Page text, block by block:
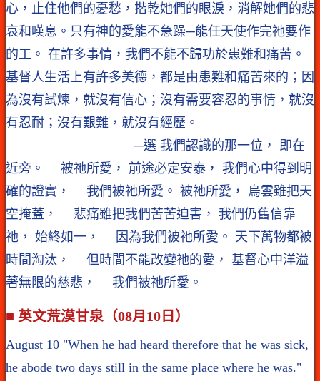
心，止住他們的憂愁，揩乾她們的眼淚，消解她們的悲
哀和嘆息。只有神的愛能不急躁─能任天使作完祂要作
的工。 在許多事情，我們不能不歸功於患難和痛苦。
基督人生活上有許多美德，都是由患難和痛苦來的；因
為沒有試煉，就沒有信心；沒有需要容忍的事情，就沒
有忍耐；沒有艱難，就沒有經歷。
─選 我們認識的那一位， 即在
近旁。 被祂所愛， 前途必定安泰， 我們心中得到明
確的證實， 我們被祂所愛。 被祂所愛， 烏雲雖把天
空掩蓋， 悲痛雖把我們苦苦迫害， 我們仍舊信靠
祂， 始終如一， 因為我們被祂所愛。 天下萬物都被
時間淘汰， 但時間不能改變祂的愛， 基督心中洋溢
著無限的慈悲， 我們被祂所愛。
■ 英文荒漠甘泉（08月10日）
August 10 "When he had heard therefore that he was sick,
he abode two days still in the same place where he was."